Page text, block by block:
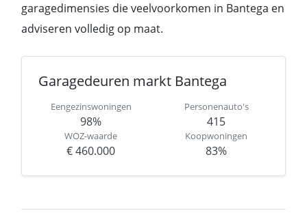
garagedimensies die veelvoorkomen in Bantega en
adviseren volledig op maat.
Garagedeuren markt Bantega
Eengezinswoningen
98%
Personenauto's
415
WOZ-waarde
€ 460.000
Koopwoningen
83%